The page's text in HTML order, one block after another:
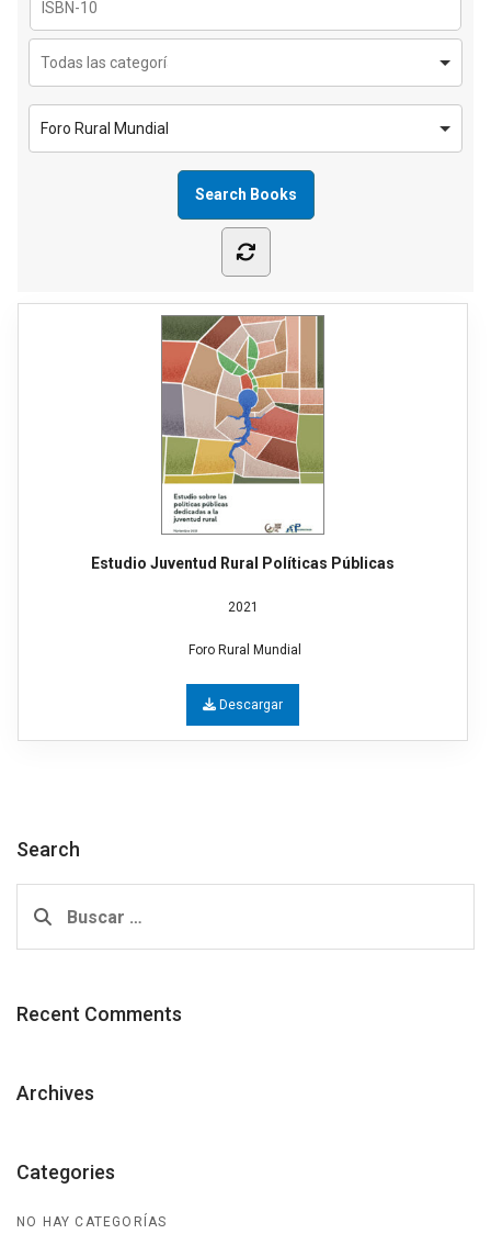
Foro Rural Mundial
Estudio Juventud Rural Políticas Públicas
2021
Foro Rural Mundial
Descargar
Search
Recent Comments
Archives
Categories
NO HAY CATEGORÍAS